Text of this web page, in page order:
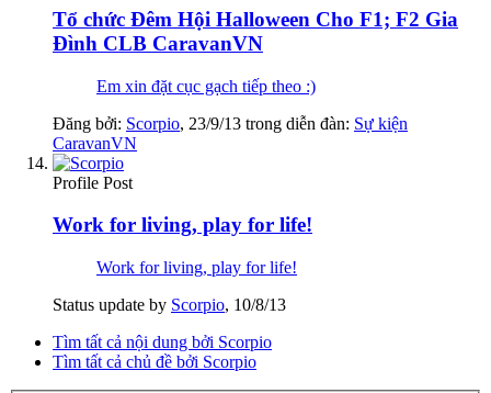
Tổ chức Đêm Hội Halloween Cho F1; F2 Gia
Đình CLB CaravanVN
Em xin đặt cục gạch tiếp theo :)
Đăng bởi: Scorpio, 23/9/13 trong diễn đàn: Sự kiện
CaravanVN
Profile Post
Work for living, play for life!
Work for living, play for life!
Status update by Scorpio, 10/8/13
Tìm tất cả nội dung bởi Scorpio
Tìm tất cả chủ đề bởi Scorpio